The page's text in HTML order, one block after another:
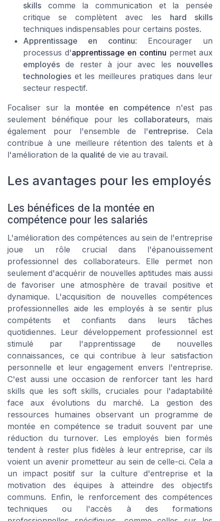
skills comme la communication et la pensée
critique se complètent avec les hard skills
techniques indispensables pour certains postes.
Apprentissage en continu: Encourager un
processus d'apprentissage en continu permet aux
employés de rester à jour avec les nouvelles
technologies et les meilleures pratiques dans leur
secteur respectif.
Focaliser sur la montée en compétence n'est pas
seulement bénéfique pour les collaborateurs, mais
également pour l'ensemble de l'entreprise. Cela
contribue à une meilleure rétention des talents et à
l'amélioration de la qualité de vie au travail.
Les avantages pour les employés
Les bénéfices de la montée en
compétence pour les salariés
L'amélioration des compétences au sein de l'entreprise
joue un rôle crucial dans l'épanouissement
professionnel des collaborateurs. Elle permet non
seulement d'acquérir de nouvelles aptitudes mais aussi
de favoriser une atmosphère de travail positive et
dynamique. L'acquisition de nouvelles compétences
professionnelles aide les employés à se sentir plus
compétents et confiants dans leurs tâches
quotidiennes. Leur développement professionnel est
stimulé par l'apprentissage de nouvelles
connaissances, ce qui contribue à leur satisfaction
personnelle et leur engagement envers l'entreprise.
C'est aussi une occasion de renforcer tant les hard
skills que les soft skills, cruciales pour l'adaptabilité
face aux évolutions du marché. La gestion des
ressources humaines observant un programme de
montée en compétence se traduit souvent par une
réduction du turnover. Les employés bien formés
tendent à rester plus fidèles à leur entreprise, car ils
voient un avenir prometteur au sein de celle-ci. Cela a
un impact positif sur la culture d'entreprise et la
motivation des équipes à atteindre des objectifs
communs. Enfin, le renforcement des compétences
techniques ou l'accès à des formations